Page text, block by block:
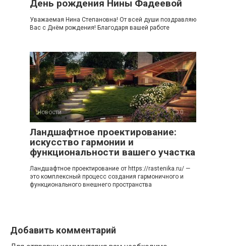
День рождения Нины Фадеевой
Уважаемая Нина Степановна! От всей души поздравляю
Вас с Днём рождения! Благодаря вашей работе
Новости 0
Ландшафтное проектирование:
искусство гармонии и
функциональности вашего участка
Ландшафтное проектирование от https://rastenika.ru/ —
это комплексный процесс создания гармоничного и
функционального внешнего пространства
Добавить комментарий